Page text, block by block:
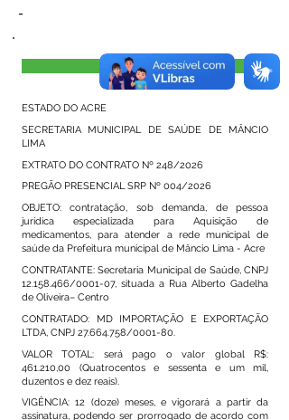
-
Visualizar
ESTADO DO ACRE
SECRETARIA MUNICIPAL DE SAÚDE DE MÂNCIO
LIMA
EXTRATO DO CONTRATO Nº 248/2026
PREGÃO PRESENCIAL SRP Nº 004/2026
OBJETO: contratação, sob demanda, de pessoa
jurídica especializada para Aquisição de
medicamentos, para atender a rede municipal de
saúde da Prefeitura municipal de Mâncio Lima - Acre
CONTRATANTE: Secretaria Municipal de Saúde, CNPJ
12.158.466/0001-07, situada a Rua Alberto Gadelha
de Oliveira– Centro
CONTRATADO: MD IMPORTAÇÃO E EXPORTAÇÃO
LTDA, CNPJ 27.664.758/0001-80.
VALOR TOTAL: será pago o valor global R$:
461.210,00 (Quatrocentos e sessenta e um mil,
duzentos e dez reais).
VIGÊNCIA: 12 (doze) meses, e vigorará a partir da
assinatura, podendo ser prorrogado de acordo com